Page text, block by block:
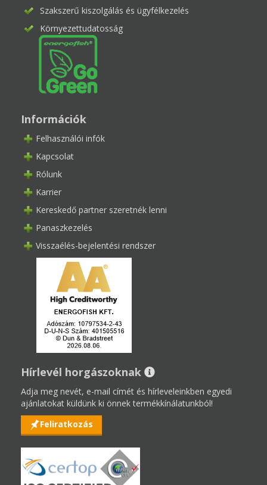
Szakszerű kiszolgálás és ügyfélkezelés
Környezettudatosság
Információk
Felhasználói infók
Kapcsolat
Rólunk
Karrier
Kereskedő partner szeretnék lenni
Panaszkezelés
Visszaélés-bejelentési rendszer
Hírlevél horgászoknak
Adja meg nevét, e-mail címét és hírleveleinkben egyedi
ajánlatokat küldünk ki önnek termékkínálatunkból!
Feliratkozás